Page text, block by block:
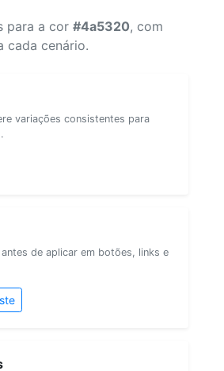
para a cor #4a5320, com
cada cenário.
variações consistentes para
de aplicar em botões, links e